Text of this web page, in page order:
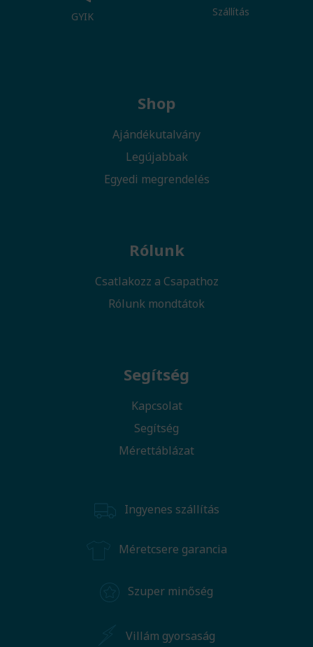
GYIK Szállítás
Shop
Ajándékutalvány
Legújabbak
Egyedi megrendelés
Rólunk
Csatlakozz a Csapathoz
Rólunk mondtátok
Segítség
Kapcsolat
Segítség
Mérettáblázat
Ingyenes szállítás
Méretcsere garancia
Szuper minőség
Villám gyorsaság